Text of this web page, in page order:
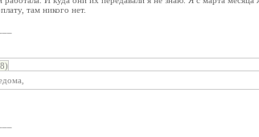
там никого нет.